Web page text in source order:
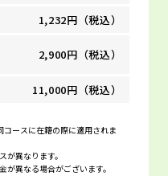
1,232円（税込）
2,900円（税込）
11,000円（税込）
ースに在籍の際に適用されま
異なります。
異なる場合がございます。